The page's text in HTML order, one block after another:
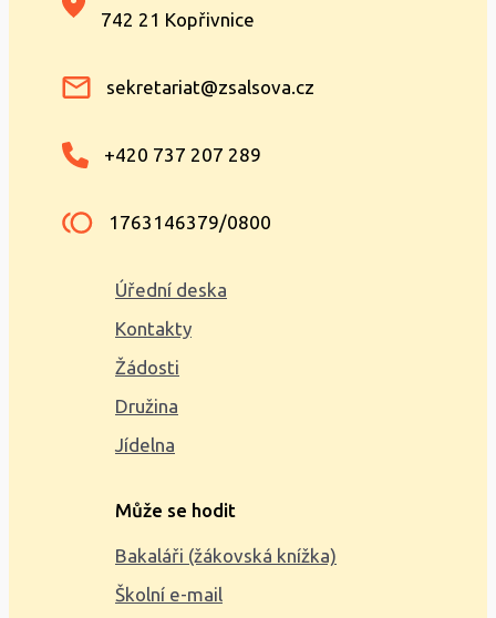
742 21 Kopřivnice
sekretariat@zsalsova.cz
+420 737 207 289
1763146379/0800
Úřední deska
Kontakty
Žádosti
Družina
Jídelna
Může se hodit
Bakaláři (žákovská knížka)
Školní e-mail